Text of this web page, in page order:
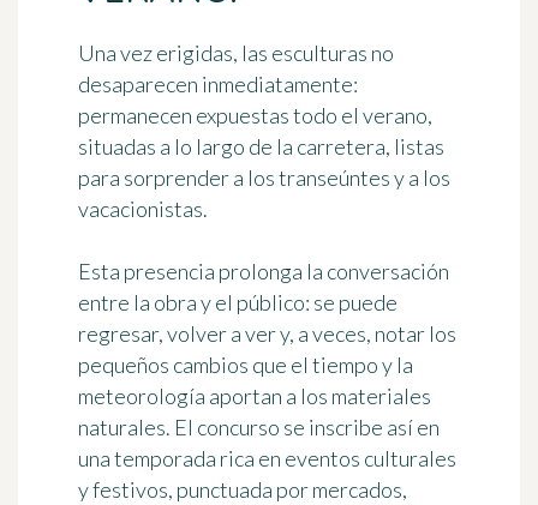
Una vez erigidas, las esculturas no
desaparecen inmediatamente:
permanecen expuestas todo el verano,
situadas a lo largo de la carretera, listas
para sorprender a los transeúntes y a los
vacacionistas.
Esta presencia prolonga la conversación
entre la obra y el público: se puede
regresar, volver a ver y, a veces, notar los
pequeños cambios que el tiempo y la
meteorología aportan a los materiales
naturales. El concurso se inscribe así en
una temporada rica en eventos culturales
y festivos, punctuada por mercados,